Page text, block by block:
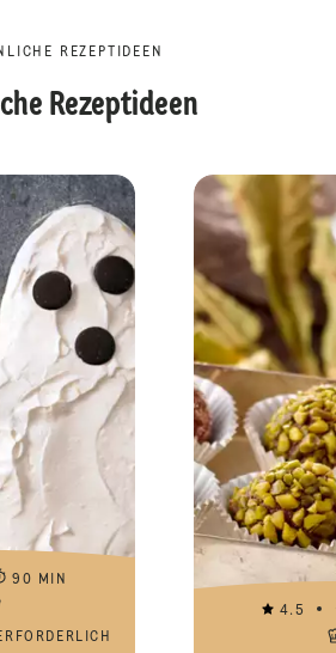
REZEPTIDEEN
Rezeptideen
90 MIN
4.5